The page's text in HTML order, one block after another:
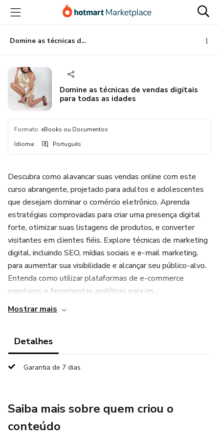
para
conteúdo
principal
para
pagamento
para
rodapé
Domine as técnicas de vendas digitais para todas as idades
Domine as técnicas de vendas digitais
para todas as idades
Formato: eBooks ou Documentos
Idioma: Português
Descubra como alavancar suas vendas online com este
curso abrangente, projetado para adultos e adolescentes
que desejam dominar o comércio eletrônico. Aprenda
estratégias comprovadas para criar uma presença digital
forte, otimizar suas listagens de produtos, e converter
visitantes em clientes fiéis. Explore técnicas de marketing
digital, incluindo SEO, mídias sociais e e-mail marketing,
para aumentar sua visibilidade e alcançar seu público-alvo.
Entenda como utilizar plataformas de e-commerce
populares e ferramentas analíticas para im...
Mostrar mais
Detalhes
Garantia de 7 dias
Saiba mais sobre quem criou o
conteúdo